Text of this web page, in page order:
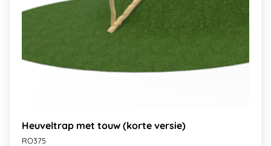
Heuveltrap met touw (korte versie)
RO375